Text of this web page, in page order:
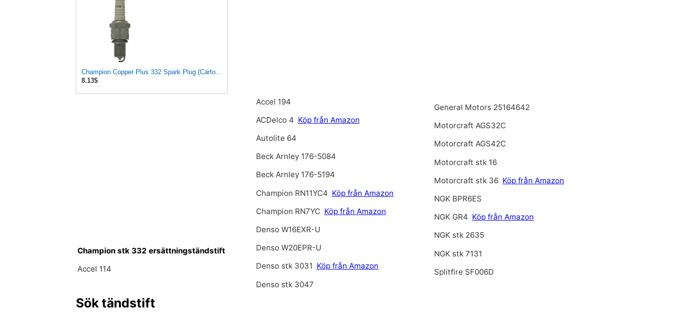
Champion Copper Plus 332 Spark Plug (Carton of 1) - RN7YC
8.13$
Champion stk 332 ersättningständstift
Accel 114
Accel 194
ACDelco 4 Köp från Amazon
Autolite 64
Beck Arnley 176-5084
Beck Arnley 176-5194
Champion RN11YC4 Köp från Amazon
Champion RN7YC Köp från Amazon
Denso W16EXR-U
Denso W20EPR-U
Denso stk 3031 Köp från Amazon
Denso stk 3047
General Motors 25164642
Motorcraft AGS32C
Motorcraft AGS42C
Motorcraft stk 16
Motorcraft stk 36 Köp från Amazon
NGK BPR6ES
NGK GR4 Köp från Amazon
NGK stk 2635
NGK stk 7131
Splitfire SF006D
Sök tändstift